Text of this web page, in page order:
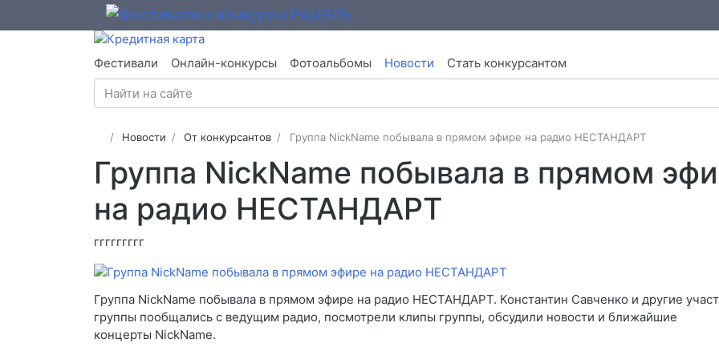
Фестивали Онлайн-конкурсы Фотоальбомы Новости Стать конкурсантом
Новости От конкурсантов Группа NickName побывала в прямом эфире на радио НЕСТАНДАРТ
Группа NickName побывала в прямом
на радио НЕСТАНДАРТ
ггггггггг
Группа NickName побывала в прямом эфире на радио НЕСТАНДАРТ. Константин Савченко и другие
группы пообщались с ведущим радио, посмотрели клипы группы, обсудили новости и ближайшие
концерты NickName.